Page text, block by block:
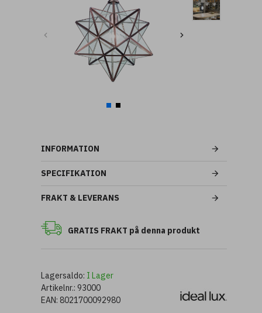
INFORMATION
SPECIFIKATION
FRAKT & LEVERANS
GRATIS FRAKT på denna produkt
Lagersaldo: I Lager
Artikelnr.: 93000
EAN: 8021700092980